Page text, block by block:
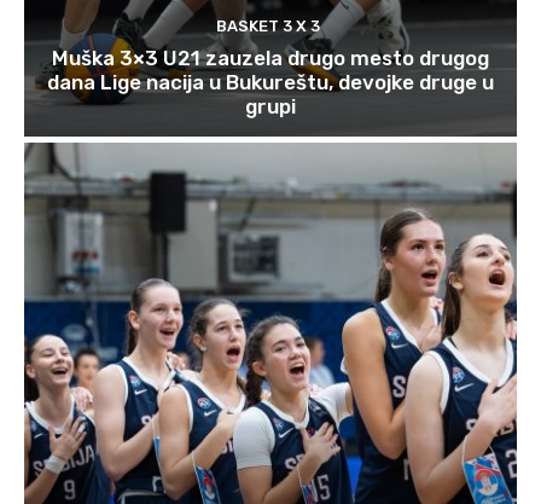
BASKET 3 X 3
Muška 3×3 U21 zauzela drugo mesto drugog
dana Lige nacija u Bukureštu, devojke druge u
grupi